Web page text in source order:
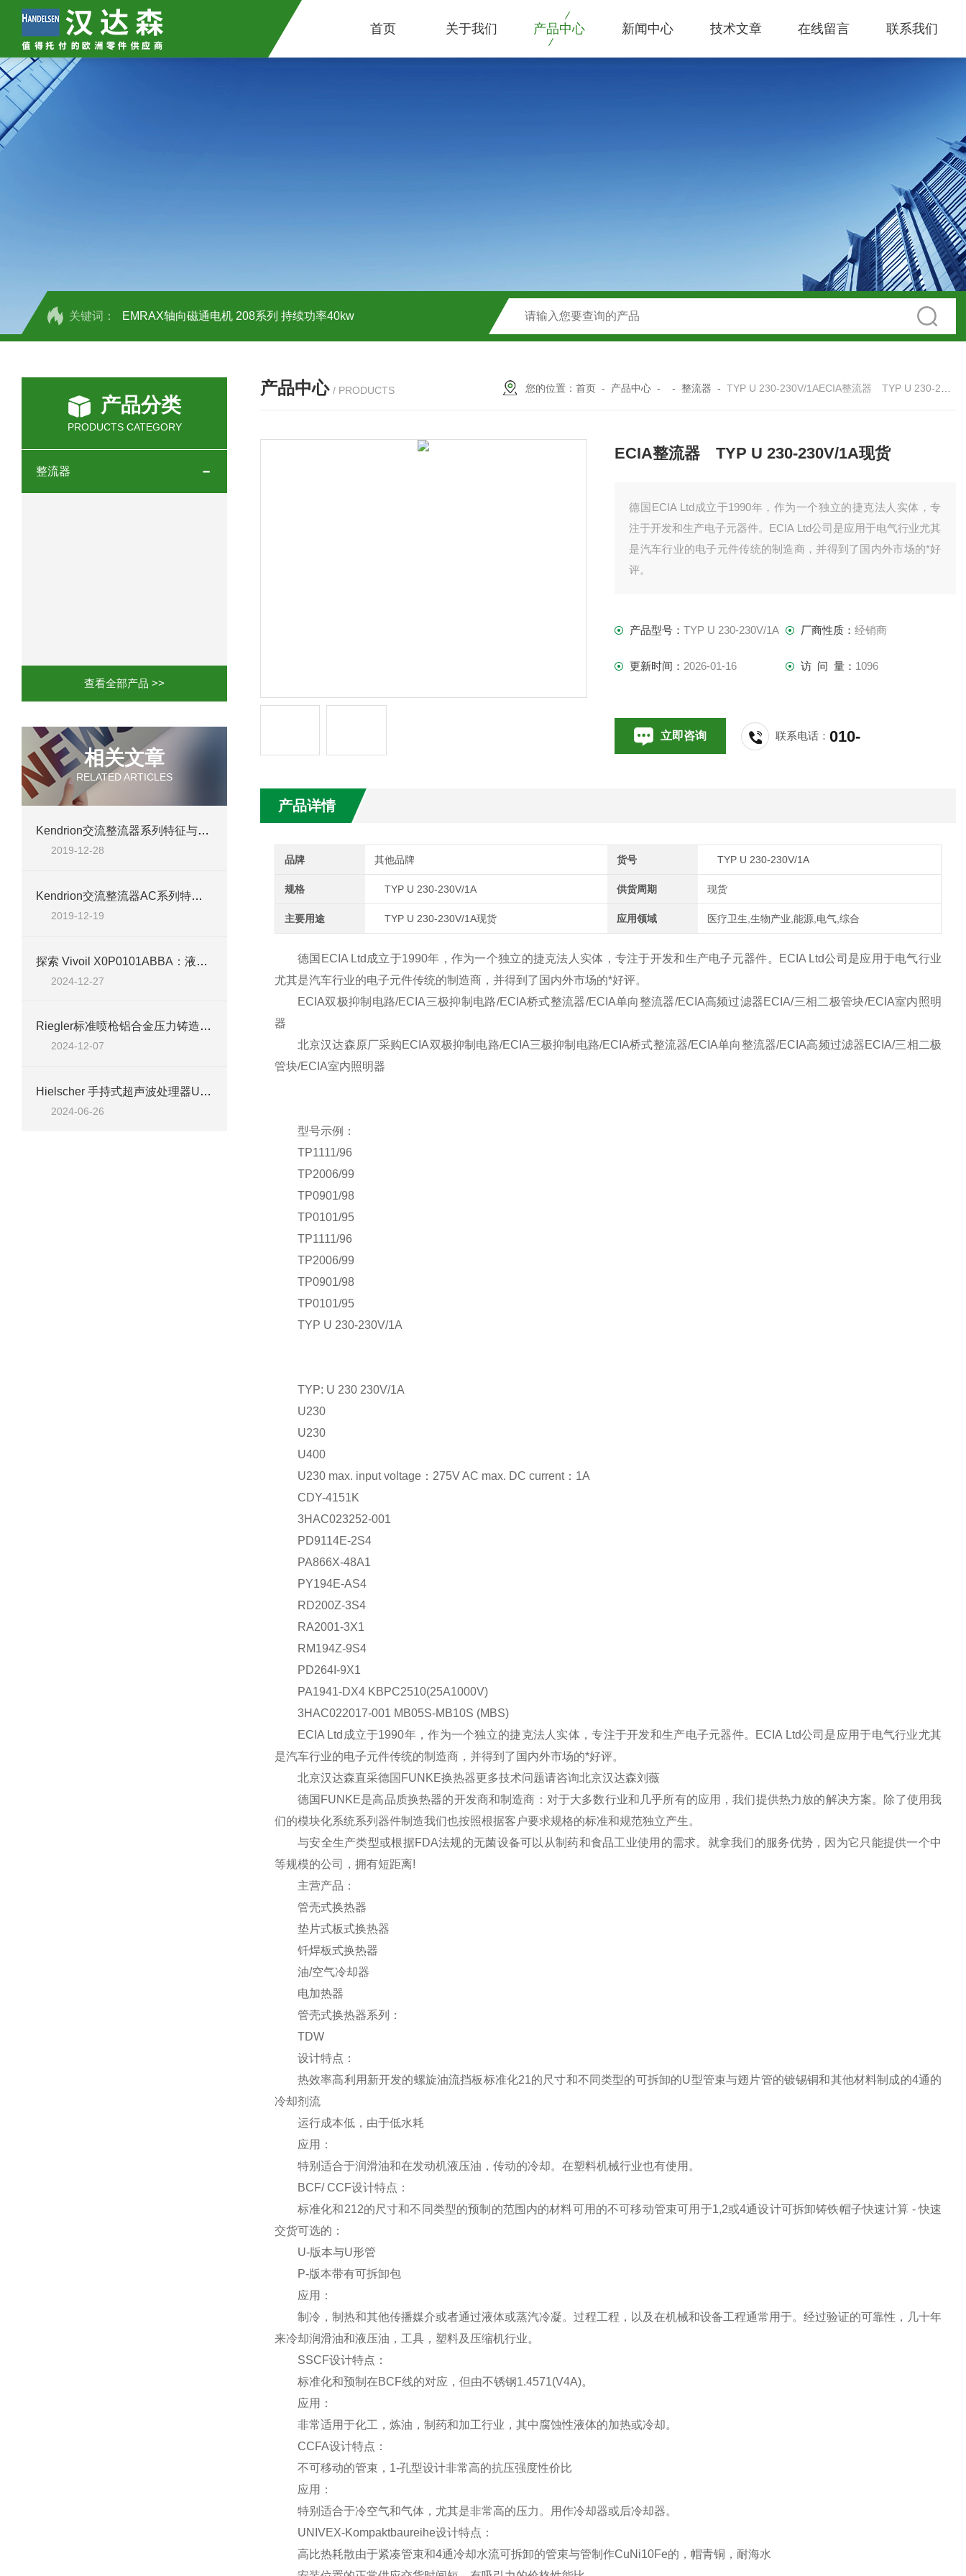
首页 关于我们 产品中心 新闻中心 技术文章 在线留言 联系我们
关键词： EMRAX轴向磁通电机 208系列 持续功率40kw
OEMER三相同步电机MTES 132SB/2参数及应用
OEMER三相同步电机MTES 160MA/2参数及应用
OEMER电机QLS 180M环保农业领域应用
mini motor电机MC230P3T 20- B参数特点介绍
AC-motoren交流电机FCA 132S-4/PHE参数介绍
AC-motoren交流电机ACM 160M-4参数介绍
AC-MOTOREN电机FCPA 71B-2参数介绍
产品分类
PRODUCTS CATEGORY
整流器
查看全部产品 >>
相关文章
RELATED ARTICLES
Kendrion交流整流器系列特征与应用
2019-12-28
Kendrion交流整流器AC系列特征与应用
2019-12-19
探索 Vivoil X0P0101ABBA：液压泵的性能
2024-12-27
Riegler标准喷枪铝合金压力铸造Nippel NW 7,2-7,8技术介绍
2024-12-07
Hielscher 手持式超声波处理器UP100H产品技术参数
2024-06-26
产品中心 / PRODUCTS 您的位置：首页 - 产品中心 - -整流器 -TYP U 230-230V/1AECIA整流器 TYP U 230-230V/1A现货
ECIA整流器 TYP U 230-230V/1A现货
德国ECIA Ltd成立于1990年，作为一个独立的捷克法人实体，专
注于开发和生产电子元器件。ECIA Ltd公司是应用于电气行业尤其
是汽车行业的电子元件传统的制造商，并得到了国内外市场的*好
评。
产品型号：TYP U 230-230V/1A 厂商性质： 经销商
更新时间： 2026-01-16 访 问 量： 1096
立即咨询 联系电话：010-
产品详情
品牌 其他品牌 货号 TYP U 230-230V/1A
规格 TYP U 230-230V/1A 供货周期 现货
主要用途 TYP U 230-230V/1A现货 应用领域 医疗卫生,生物产业,能源,电气,综合
德国ECIA Ltd成立于1990年，作为一个独立的捷克法人实体，专注于开发和生产电子元器件。ECIA Ltd公司是应用于电气行业
尤其是汽车行业的电子元件传统的制造商，并得到了国内外市场的*好评。
ECIA双极抑制电路/ECIA三极抑制电路/ECIA桥式整流器/ECIA单向整流器/ECIA高频过滤器ECIA/三相二极管块/ECIA室内照明
器
北京汉达森原厂采购ECIA双极抑制电路/ECIA三极抑制电路/ECIA桥式整流器/ECIA单向整流器/ECIA高频过滤器ECIA/三相二极
管块/ECIA室内照明器
型号示例：
TP1111/96
TP2006/99
TP0901/98
TP0101/95
TP1111/96
TP2006/99
TP0901/98
TP0101/95
TYP U 230-230V/1A
TYP: U 230 230V/1A
U230
U230
U400
U230 max. input voltage：275V AC max. DC current：1A
CDY-4151K
3HAC023252-001
PD9114E-2S4
PA866X-48A1
PY194E-AS4
RD200Z-3S4
RA2001-3X1
RM194Z-9S4
PD264I-9X1
PA1941-DX4 KBPC2510(25A1000V)
3HAC022017-001 MB05S-MB10S (MBS)
ECIA Ltd成立于1990年，作为一个独立的捷克法人实体，专注于开发和生产电子元器件。ECIA Ltd公司是应用于电气行业尤其
是汽车行业的电子元件传统的制造商，并得到了国内外市场的*好评。
北京汉达森直采德国FUNKE换热器更多技术问题请咨询北京汉达森刘薇
德国FUNKE是高品质换热器的开发商和制造商：对于大多数行业和几乎所有的应用，我们提供热力放的解决方案。除了使用我
们的模块化系统系列器件制造我们也按照根据客户要求规格的标准和规范独立产生。
与安全生产类型或根据FDA法规的无菌设备可以从制药和食品工业使用的需求。就拿我们的服务优势，因为它只能提供一个中
等规模的公司，拥有短距离!
主营产品：
管壳式换热器
垫片式板式换热器
钎焊板式换热器
油/空气冷却器
电加热器
管壳式换热器系列：
TDW
设计特点：
热效率高利用新开发的螺旋油流挡板标准化21的尺寸和不同类型的可拆卸的U型管束与翅片管的镀锡铜和其他材料制成的4通的
冷却剂流
运行成本低，由于低水耗
应用：
特别适合于润滑油和在发动机液压油，传动的冷却。在塑料机械行业也有使用。
BCF/ CCF设计特点：
标准化和212的尺寸和不同类型的预制的范围内的材料可用的不可移动管束可用于1,2或4通设计可拆卸铸铁帽子快速计算 - 快速
交货可选的：
U-版本与U形管
P-版本带有可拆卸包
应用：
制冷，制热和其他传播媒介或者通过液体或蒸汽冷凝。过程工程，以及在机械和设备工程通常用于。经过验证的可靠性，几十年
来冷却润滑油和液压油，工具，塑料及压缩机行业。
SSCF设计特点：
标准化和预制在BCF线的对应，但由不锈钢1.4571(V4A)。
应用：
非常适用于化工，炼油，制药和加工行业，其中腐蚀性液体的加热或冷却。
CCFA设计特点：
不可移动的管束，1-孔型设计非常高的抗压强度性价比
应用：
特别适合于冷空气和气体，尤其是非常高的压力。用作冷却器或后冷却器。
UNIVEX-Kompaktbaureihe设计特点：
高比热耗散由于紧凑管束和4通冷却水流可拆卸的管束与管制作CuNi10Fe的，帽青铜，耐海水